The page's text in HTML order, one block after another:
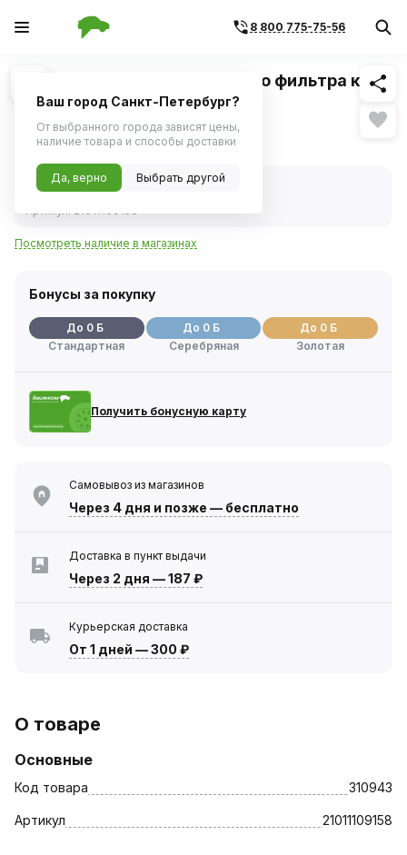
8 800 775-75-56
1/1 Похожие
Втулка крепления воздушного фильтра к
карбюратору (БелЗАН)
26 ₽
В наличии
Посмотреть наличие в магазинах
Бонусы за покупку
До 0 Б
Стандартная
До 0 Б
Серебряная
До 0 Б
Золотая
Получить бонусную карту
Самовывоз из магазинов
Через 4 дня и позже — бесплатно
Доставка в пункт выдачи
Через 2 дня —187 ₽
Курьерская доставка
От 1 дней —300 ₽
О товаре
Основные
Код товара 310943
Артикул 21011109158
Ваш город Санкт-Петербург?
От выбранного города зависят цены,
наличие товара и способы доставки
Да, верно Выбрать другой